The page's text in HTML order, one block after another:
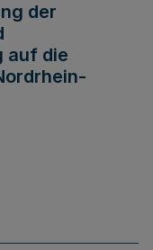
der
auf die